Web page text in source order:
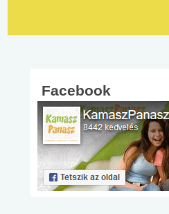
Facebook